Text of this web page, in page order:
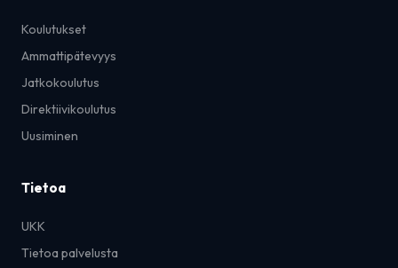
Koulutukset
Ammattipätevyys
Jatkokoulutus
Direktiivikoulutus
Uusiminen
Tietoa
UKK
Tietoa palvelusta